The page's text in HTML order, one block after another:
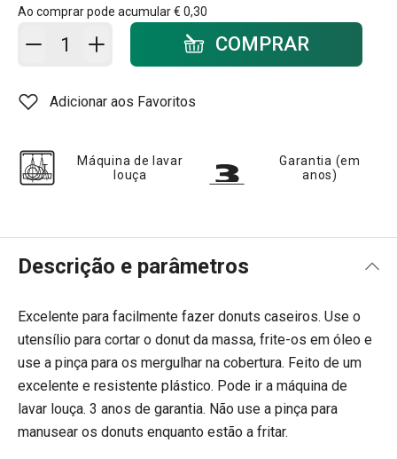
Ao comprar pode acumular€ 0,30
Adicionar ao carrinho - quantidadeCOMPRAR
Adicionar aos Favoritos
Máquina de lavar
louça
Garantia (em
anos)
Descrição e parâmetros
Excelente para facilmente fazer donuts caseiros. Use o
utensílio para cortar o donut da massa, frite-os em óleo e
use a pinça para os mergulhar na cobertura. Feito de um
excelente e resistente plástico. Pode ir a máquina de
lavar louça. 3 anos de garantia. Não use a pinça para
manusear os donuts enquanto estão a fritar.